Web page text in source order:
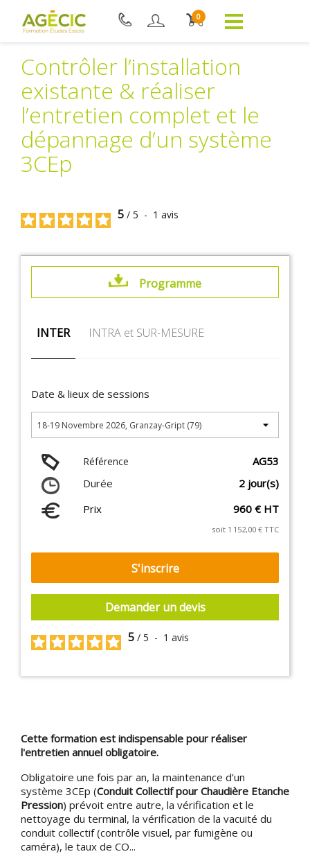
0
Contrôler l’installation
existante & réaliser
l’entretien complet et le
dépannage d’un système
3CEp
5 / 5 - 1 avis
Programme
INTER INTRA et SUR-MESURE
Date & lieux de sessions
Référence
AG53
Durée
2 jour(s)
Prix
960 € HT
soit 1 152,00 € TTC
S'inscrire
Demander un devis
5 / 5 - 1 avis
Cette formation est indispensable pour réaliser
l'entretien annuel obligatoire.
Obligatoire une fois par an, la maintenance d’un
système 3CEp (Conduit Collectif pour Chaudière Etanche
Pression) prévoit entre autre, la vérification et le
nettoyage du terminal, la vérification de la vacuité du
conduit collectif (contrôle visuel, par fumigène ou
caméra), le taux de CO...